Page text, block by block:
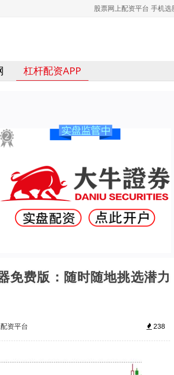
股票网上配资平台 手机
杠杆配资APP
免费版：随时随地挑选潜力
资平台 238